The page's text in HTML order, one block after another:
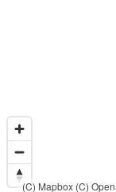
(C) Mapbox (C)